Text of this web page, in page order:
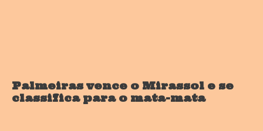
Palmeiras vence o Mirassol e se
classifica para o mata-mata